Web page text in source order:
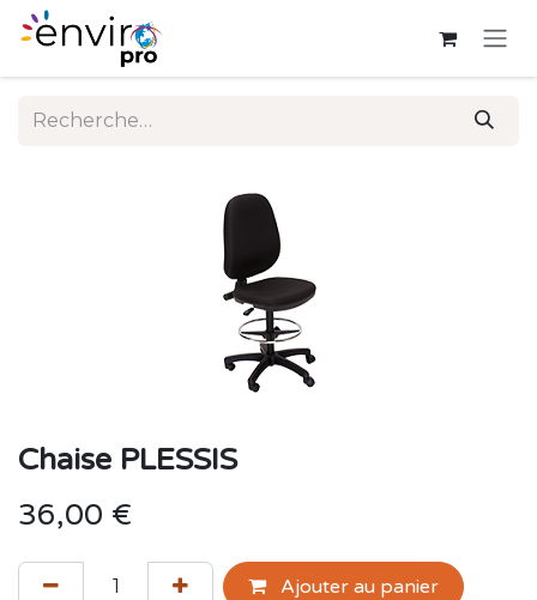
Se rendre au contenu
Chaise PLESSIS
36,00 €
Ajouter au panier